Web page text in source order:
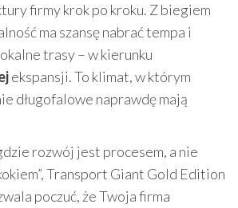
firmy krok po kroku. Z biegiem
ma szansę nabrać tempa i
trasy – w kierunku
ekspansji. To klimat, w którym
długofalowe naprawdę mają
rozwój jest procesem, a nie
Transport Giant Gold Edition
poczuć, że Twoja firma